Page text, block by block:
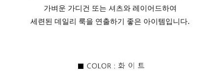
가벼운 가디건 또는 셔츠와 레이어드하여